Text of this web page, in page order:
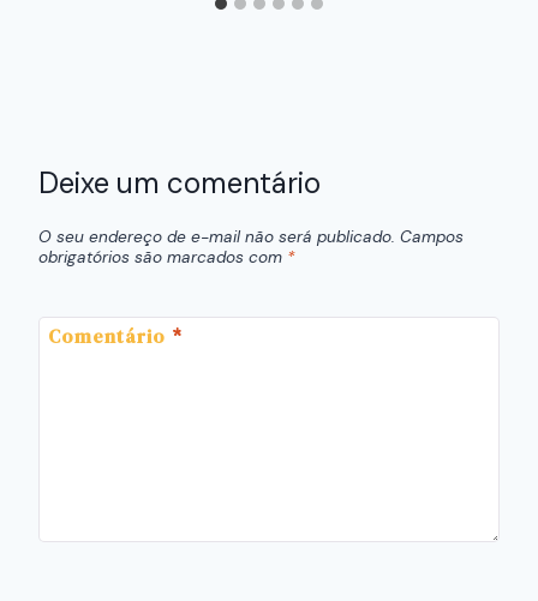
Deixe um comentário
O seu endereço de e-mail não será publicado. Campos
obrigatórios são marcados com *
Comentário *